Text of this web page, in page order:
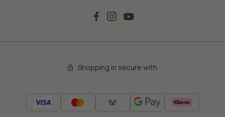
Shopping in secure with